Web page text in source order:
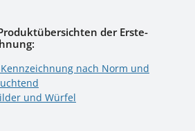
der Erste-
nach Norm und
und Würfel